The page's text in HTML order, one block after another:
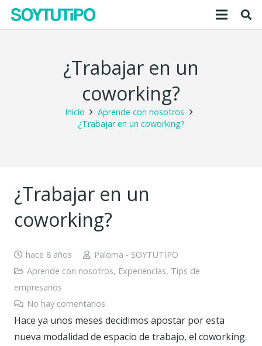
¿Trabajar en un
coworking?
Inicio
Aprende con nosotros
¿Trabajar en un coworking?
¿Trabajar en un
coworking?
hace 8 años
Paloma - SOYTUTIPO
Aprende con nosotros, Experiencias, Tips de
empresarios
No hay comentarios
Hace ya unos meses decidimos apostar por esta
nueva modalidad de espacio de trabajo, el coworking.